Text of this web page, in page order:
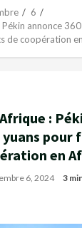
6
annonce
de coopération
:
pour
en
6, 2024 3